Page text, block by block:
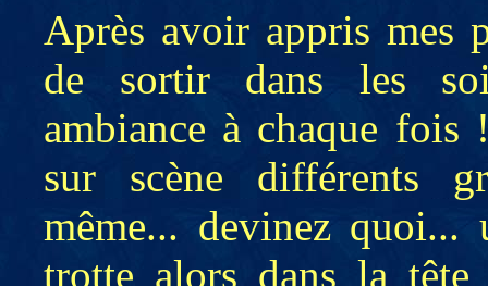
Après avoir appris mes
de sortir dans les
ambiance à chaque fois
sur scène différents
même... devinez
trotte alors dans la